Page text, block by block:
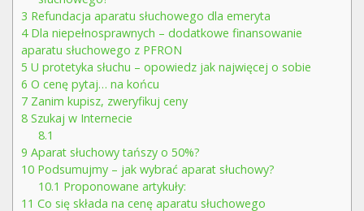
3 Refundacja aparatu słuchowego dla emeryta
4Dla niepełnosprawnych – dodatkowe finansowanie
aparatu słuchowego z PFRON
5 U protetyka słuchu – opowiedz jak najwięcej o sobie
6 O cenę pytaj… na końcu
7 Zanim kupisz, zweryfikuj ceny
8 Szukaj w Internecie
8.1
9 Aparat słuchowy tańszy o 50%?
10 Podsumujmy – jak wybrać aparat słuchowy?
10.1 Proponowane artykuły:
11 Co się składa na cenę aparatu słuchowego